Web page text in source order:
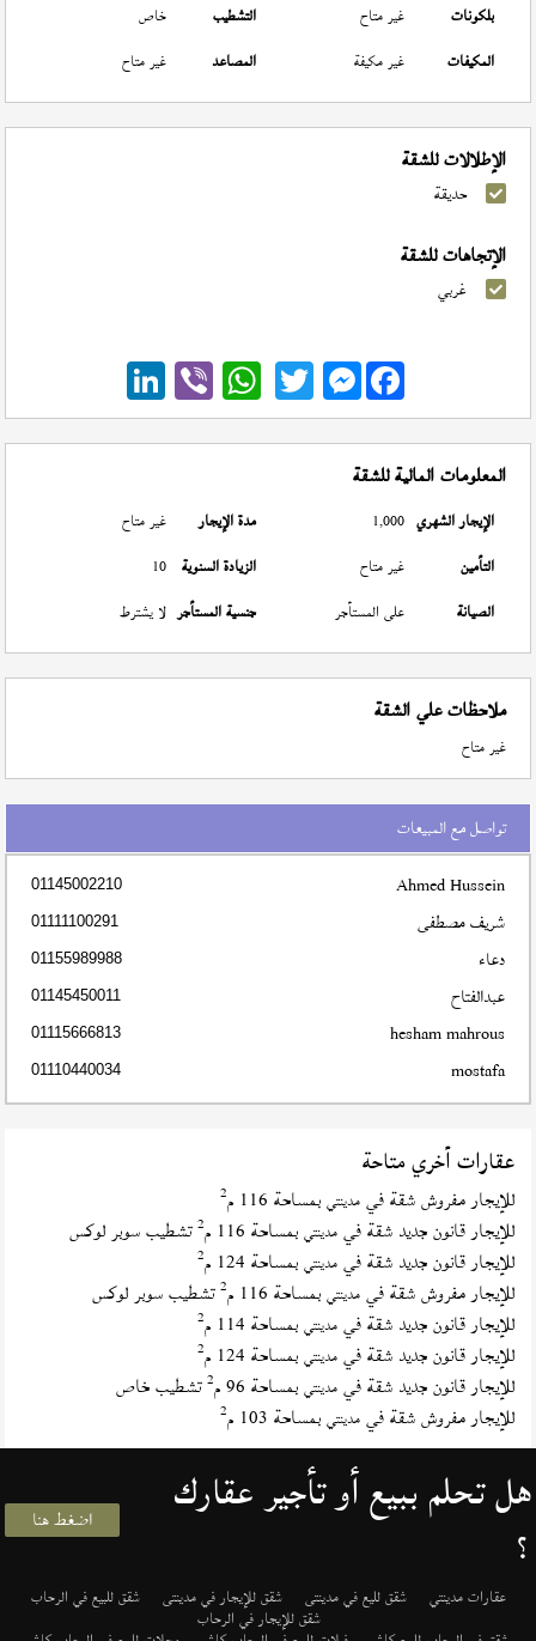
بلكونات
غير متاح التشطيب
خاص
المكيفات
غير مكيفة المصاعد غير متاح
الإطلالات للشقة
حديقة
الإتجاهات للشقة
غربي
Messenger
المعلومات المالية للشقة
الإيجار الشهري 1,000 مدة الإيجار
غير متاح
التأمين
غير متاح الزيادة السنوية 10
الصيانة
على المستأجر جنسية المستأجر لا يشترط
ملاحظات علي الشقة
غير متاح
تواصل مع المبيعات
Ahmed Hussein
01145002210
شريف مصطفى 01111100291
دعاء 01155989988
عبدالفتاح 01145450011
hesham mahrous
01115666813
mostafa
01110440034
عقارات أخري متاحة
للإيجار مفروش شقة فيمدينتي بمساحة 116 م 2
للإيجار قانون جديد شقة فيمدينتي بمساحة 116 م 2تشطيب سوبر لوكس
للإيجار قانون جديد شقة فيمدينتي بمساحة 124 م 2
للإيجار مفروش شقة فيمدينتي بمساحة 116 م 2تشطيب سوبر لوكس
للإيجار قانون جديد شقة فيمدينتي بمساحة 114 م 2
للإيجار قانون جديد شقة فيمدينتي بمساحة 124 م 2
للإيجار قانون جديد شقة فيمدينتي بمساحة 96 م 2تشطيب خاص
للإيجار مفروش شقة فيمدينتي بمساحة 103 م 2
هل تحلم ببيع أو تأجير عقارك
؟ اضغط هنا
عقارات مدينتي شقق لليع في مدينتى شقق للإيجار في مدينتى شقق للبيع في الرحاب
شقق للإيجار في الرحاب